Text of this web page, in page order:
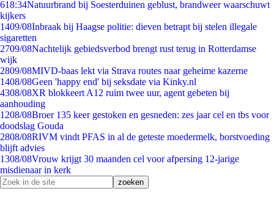
618:34Natuurbrand bij Soesterduinen geblust, brandweer waarschuwt
kijkers
1409/08Inbraak bij Haagse politie: dieven betrapt bij stelen illegale
sigaretten
2709/08Nachtelijk gebiedsverbod brengt rust terug in Rotterdamse
wijk
2809/08MIVD-baas lekt via Strava routes naar geheime kazerne
1408/08Geen 'happy end' bij seksdate via Kinky.nl
4308/08XR blokkeert A12 ruim twee uur, agent gebeten bij
aanhouding
1208/08Broer 135 keer gestoken en gesneden: zes jaar cel en tbs voor
doodslag Gouda
2808/08RIVM vindt PFAS in al de geteste moedermelk, borstvoeding
blijft advies
1308/08Vrouw krijgt 30 maanden cel voor afpersing 12-jarige
misdienaar in kerk